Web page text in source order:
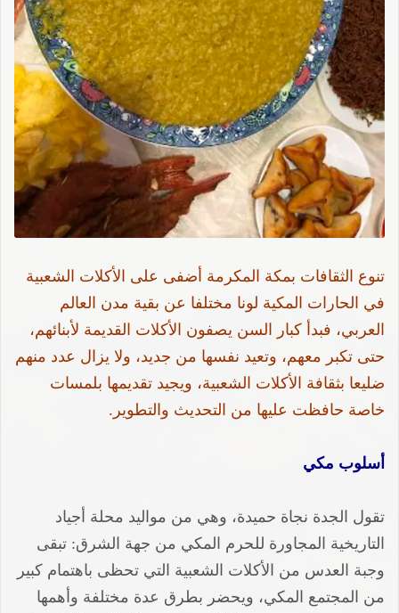
تنوع الثقافات بمكة المكرمة أضفى على الأكلات الشعبية
في الحارات المكية لونا مختلفا عن بقية مدن العالم
العربي، فبدأ كبار السن يصفون الأكلات القديمة لأبنائهم،
حتى تكبر معهم، وتعيد نفسها من جديد، ولا يزال عدد منهم
ضليعا بثقافة الأكلات الشعبية، ويجيد تقديمها بلمسات
خاصة حافظت عليها من التحديث والتطوير.
أسلوب مكي
تقول الجدة نجاة حميدة، وهي من مواليد محلة أجياد
التاريخية المجاورة للحرم المكي من جهة الشرق: تبقى
وجبة العدس من الأكلات الشعبية التي تحظى باهتمام كبير
من المجتمع المكي، ويحضر بطرق عدة مختلفة وأهمها